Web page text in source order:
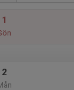
1
2